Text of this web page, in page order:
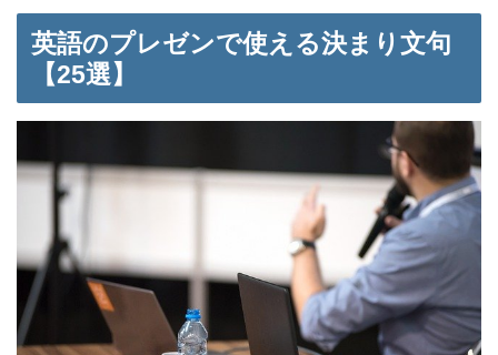
英語のプレゼンで使える決まり文句
【25選】